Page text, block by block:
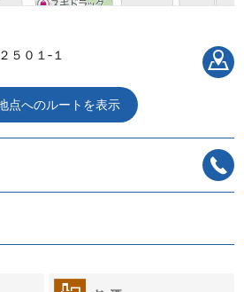
５０１‐１
点へのルートを表示